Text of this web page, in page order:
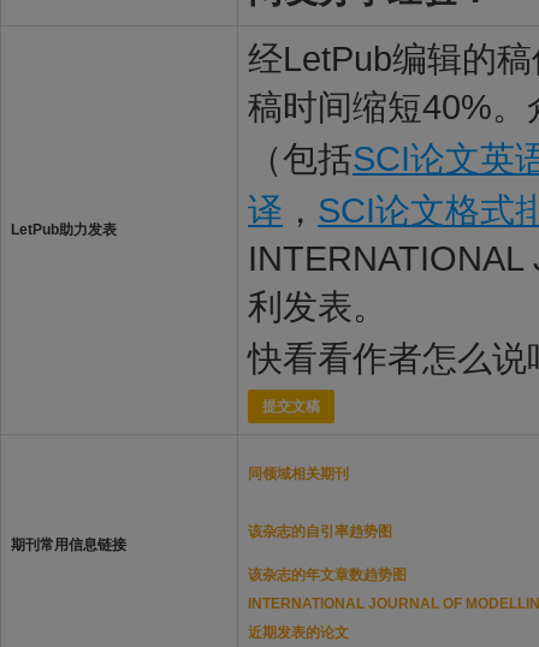
LetPub助力发表
经LetPub编辑的
稿时间缩短40%
（包括SCI论文英
译 ， SCI论文格式
利发表。
快看看作者怎么说
提交文稿
期刊常用信息链接
同领域相关期刊
该杂志的自引率趋势图
该杂志的年文章数趋势图
INTERNATIONAL JOURNAL OF
近期发表的论文